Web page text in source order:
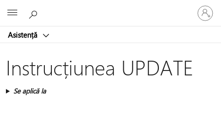
Asistență
vă
la
dvs.
Instrucțiunea UPDATE
Se aplică la